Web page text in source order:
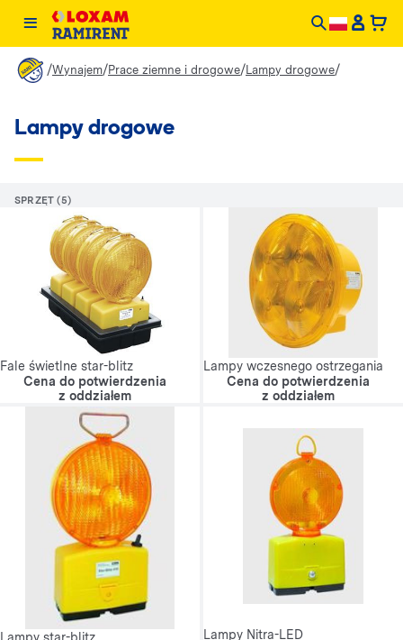
/Wynajem/Prace ziemne i drogowe/Lampy drogowe/
Lampy drogowe
SPRZĘT (5)
Fale świetlne star-blitz
Cena do potwierdzenia
z oddziałem
Lampy wczesnego ostrzegania
Cena do potwierdzenia
z oddziałem
Lampy Nitra-LED